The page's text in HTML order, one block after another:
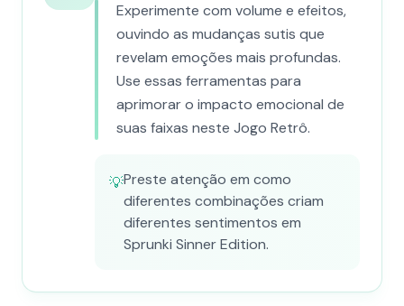
Experimente com volume e efeitos,
ouvindo as mudanças sutis que
revelam emoções mais profundas.
Use essas ferramentas para
aprimorar o impacto emocional de
suas faixas neste Jogo Retrô.
💡Preste atenção em como
diferentes combinações criam
diferentes sentimentos em
Sprunki Sinner Edition.